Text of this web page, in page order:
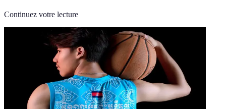
Continuez votre lecture